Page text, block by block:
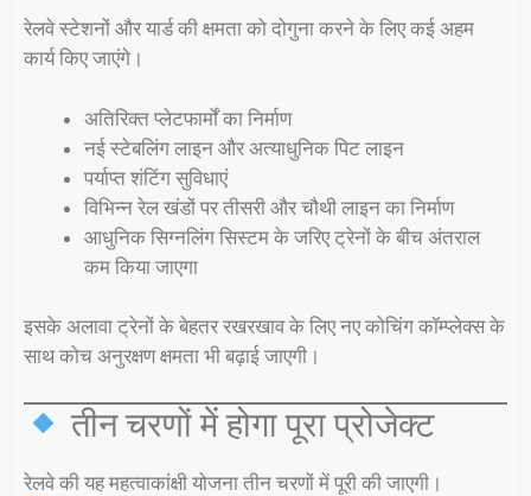
रेलवे स्टेशनों और यार्ड की क्षमता को दोगुना करने के लिए कई अहम
कार्य किए जाएंगे।
अतिरिक्त प्लेटफार्मों का निर्माण
नई स्टेबलिंग लाइन और अत्याधुनिक पिट लाइन
पर्याप्त शंटिंग सुविधाएं
विभिन्न रेल खंडों पर तीसरी और चौथी लाइन का निर्माण
आधुनिक सिग्नलिंग सिस्टम के जरिए ट्रेनों के बीच अंतराल
कम किया जाएगा
इसके अलावा ट्रेनों के बेहतर रखरखाव के लिए नए कोचिंग कॉम्प्लेक्स के
साथ कोच अनुरक्षण क्षमता भी बढ़ाई जाएगी।
तीन चरणों में होगा पूरा प्रोजेक्ट
रेलवे की यह महत्वाकांक्षी योजना तीन चरणों में पूरी की जाएगी।